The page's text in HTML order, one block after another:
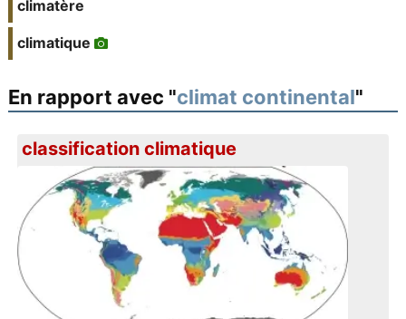
climatère
climatique
En rapport avec "climat continental"
classification climatique